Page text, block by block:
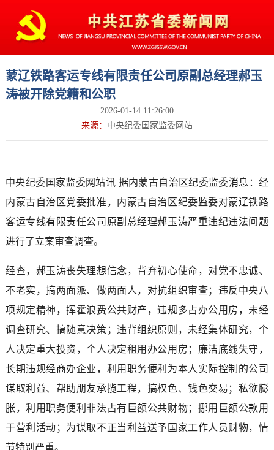
蒙辽铁路客运专线有限责任公司原副总经理郝玉
涛被开除党籍和公职
2026-01-14 11:26:00
来源： 中央纪委国家监委网站
中央纪委国家监委网站讯 据内蒙古自治区纪委监委消息：经
内蒙古自治区党委批准，内蒙古自治区纪委监委对蒙辽铁路
客运专线有限责任公司原副总经理郝玉涛严重违纪违法问题
进行了立案审查调查。
经查，郝玉涛丧失理想信念，背弃初心使命，对党不忠诚、
不老实，搞两面派、做两面人，对抗组织审查；违反中央八
项规定精神，挥霍浪费公共财产，违规多占办公用房，未经
调查研究、搞随意决策；违背组织原则，未经集体研究，个
人决定重大投资，个人决定租用办公用房；廉洁底线失守，
长期违规经商办企业，利用职务便利为本人实际控制的公司
谋取利益、帮助朋友承揽工程，搞权色、钱色交易；私欲膨
胀，利用职务便利非法占有巨额公共财物；挪用巨额公款用
于营利活动；为谋取不正当利益送予国家工作人员财物，情
节特别严重。